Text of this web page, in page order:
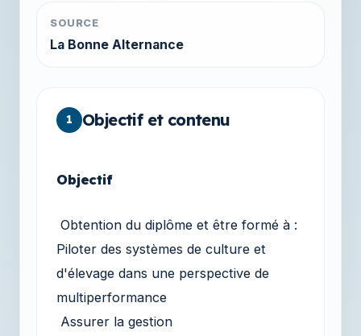
SOURCE
La Bonne Alternance
1 Objectif et contenu
Objectif
Obtention du diplôme et être formé à :
Piloter des systèmes de culture et
d'élevage dans une perspective de
multiperformance
Assurer la gestion